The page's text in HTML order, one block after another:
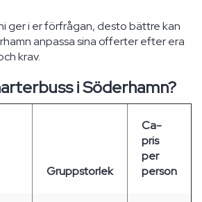
ger i er förfrågan, desto bättre kan
anpassa sina offerter efter era
krav.
i Söderhamn?
Gruppstorlek
Ca-
pris
per
person